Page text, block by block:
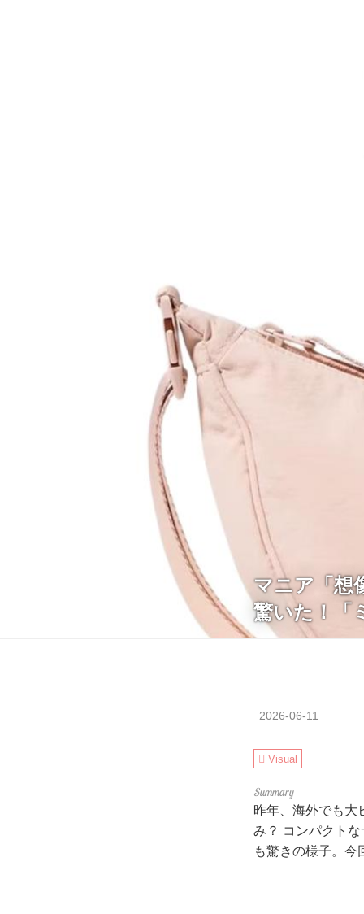
マニア「想
驚いた！「
2026-06-11
Visual
昨年、海外でも大
み？ コンパクト
も驚きの様子。今